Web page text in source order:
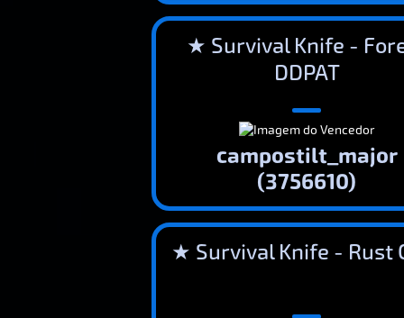
★ Survival Knife -
DDPAT
campostilt_major
(3756610)
★ Survival Knife - Rust